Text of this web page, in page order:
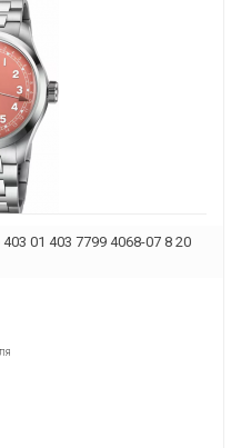
01 403 7799 4068-07 8 20